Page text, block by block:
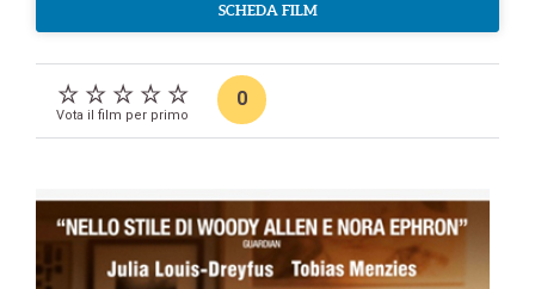
SCHEDA FILM
Vota il film per primo
0